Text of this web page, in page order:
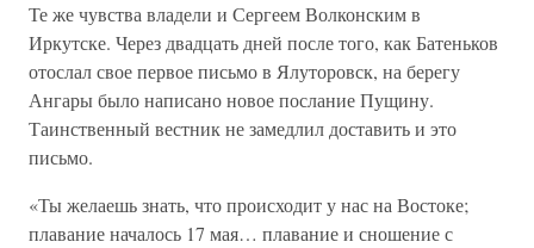
Те же чувства владели и Сергеем Волконским в
Иркутске. Через двадцать дней после того, как Батеньков
отослал свое первое письмо в Ялуторовск, на берегу
Ангары было написано новое послание Пущину.
Таинственный вестник не замедлил доставить и это
письмо.
«Ты желаешь знать, что происходит у нас на Востоке;
плавание началось 17 мая… плавание и сношение с